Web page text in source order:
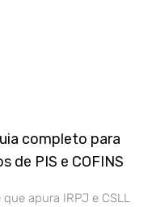
completo para
de PIS e COFINS
apura IRPJ e CSLL